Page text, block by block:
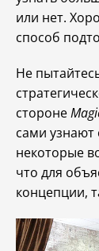
или нет.
способ
Не
стороне
сами
некоторые
что для
концепции,